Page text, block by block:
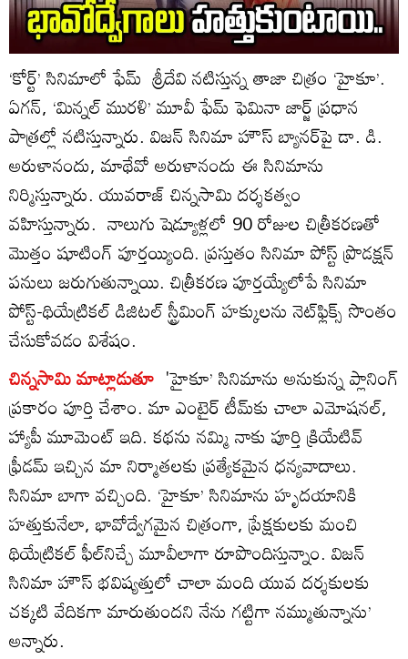
‘కోర్ట్’ సినిమాలో ఫేమ్ శ్రీదేవి నటిస్తున్న తాజా చిత్రం ‘హైకూ’.
ఏగన్, ‘మిన్నల్ మురళి’ మూవీ ఫేమ్ ఫెమినా జార్జ్ ప్రధాన
పాత్రల్లో నటిస్తున్నారు. విజన్ సినిమా హౌస్ బ్యానర్‌పై డా. డి.
అరుళానందు, మాథేవో అరుళానందు ఈ సినిమాను
నిర్మిస్తున్నారు. యువరాజ్ చిన్నసామి దర్శకత్వం
వహిస్తున్నారు. నాలుగు షెడ్యూళ్లలో 90 రోజుల చిత్రీకరణతో
మొత్తం షూటింగ్ పూర్తయ్యింది. ప్రస్తుతం సినిమా పోస్ట్ ప్రొడక్షన్
పనులు జరుగుతున్నాయి. చిత్రీకరణ పూర్తయ్యేలోపే సినిమా
పోస్ట్-థియేట్రికల్ డిజిటల్ స్ట్రీమింగ్ హక్కులను నెట్‌ఫ్లిక్స్ సొంతం
చేసుకోవడం విశేషం.
చిన్నసామి మాట్లాడుతూ 'హైకూ’ సినిమాను అనుకున్న ప్లానింగ్
ప్రకారం పూర్తి చేశాం. మా ఎంటైర్ టీమ్‌కు చాలా ఎమోషనల్,
హ్యాపీ మూమెంట్ ఇది. కథను నమ్మి నాకు పూర్తి క్రియేటివ్
ఫ్రీడమ్ ఇచ్చిన మా నిర్మాతలకు ప్రత్యేకమైన ధన్యవాదాలు.
సినిమా బాగా వచ్చింది. ‘హైకూ’ సినిమాను హృదయానికి
హత్తుకునేలా, భావోద్వేగమైన చిత్రంగా, ప్రేక్షకులకు మంచి
థియేట్రికల్ ఫీల్‌నిచ్చే మూవీలాగా రూపొందిస్తున్నాం. విజన్
సినిమా హౌస్ భవిష్యత్తులో చాలా మంది యువ దర్శకులకు
చక్కటి వేదికగా మారుతుందని నేను గట్టిగా నమ్ముతున్నాను’
అన్నారు.